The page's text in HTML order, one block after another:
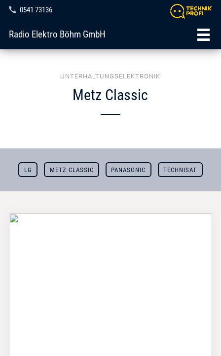
0541 73136
Radio Elektro Böhm GmbH
UNTERHALTUNGSELEKTRONIK
Metz Classic
LG METZ CLASSIC PANASONIC TECHNISAT